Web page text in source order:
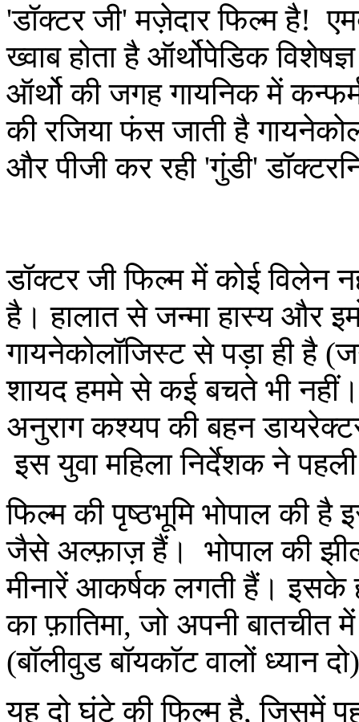
'डॉक्टर जी' मज़ेदार फिल्म है!
ख्वाब होता है ऑर्थोपेडिक
ऑर्थो की जगह गायनिक में
की रजिया फंस जाती है
और पीजी कर रही 'गुंडी'
डॉक्टर जी फिल्म में कोई विलेन
है। हालात से जन्मा हास्य और
गायनेकोलॉजिस्ट से पड़ा ही है
शायद हममे से कई बचते भी
अनुराग कश्यप की बहन
इस युवा महिला निर्देशक ने
फिल्म की पृष्ठभूमि भोपाल की है
जैसे अल्फ़ाज़ हैं। भोपाल की
मीनारें आकर्षक लगती हैं। इसके
का फ़ातिमा, जो अपनी बातचीत
(बॉलीवुड बॉयकॉट वालों ध्यान
यह दो घंटे की फिल्म है, जिसमें